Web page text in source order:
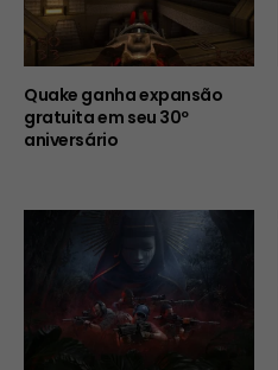
Quake ganha expansão
gratuita em seu 30º
aniversário